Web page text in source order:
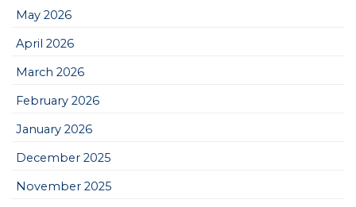
May 2026
April 2026
March 2026
February 2026
January 2026
December 2025
November 2025